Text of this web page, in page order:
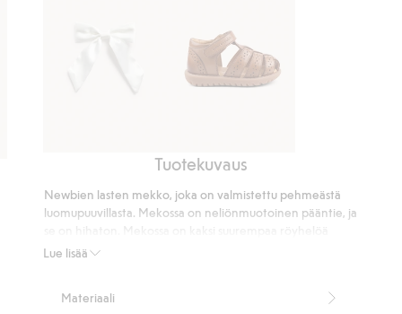
on
Sandaalit
Tuotekuvaus
Lue lisää
Newbien lasten mekko, joka on valmistettu pehmeästä
luomupuuvillasta. Mekossa on neliönmuotoinen pääntie, ja
hienoilla pitsireunoilla olkapäillä sekä levenevä hameosa
kesäinen kuosi, jossa on mansikoita. Sisaruksille ja äidille on
Materiaali